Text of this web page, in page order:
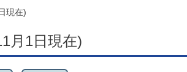
現在)
月1日現在)